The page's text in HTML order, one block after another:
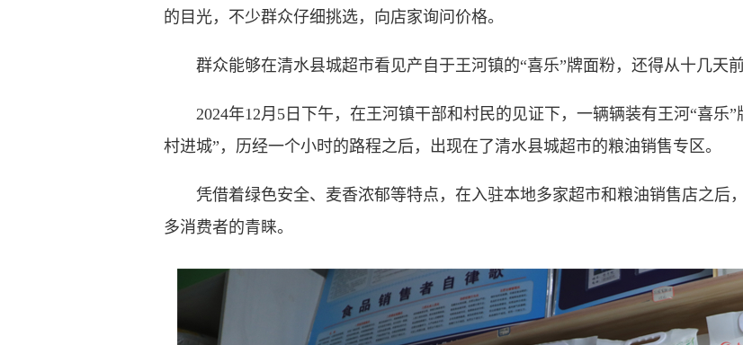
的目光，不少群众仔细挑选，向店家询问价格。
群众能够在清水县城超市看见产自于王河镇的“喜乐”牌面粉，还得从十几天前
2024年12月5日下午，在王河镇干部和村民的见证下，一辆辆装有王河“喜乐”
村进城”，历经一个小时的路程之后，出现在了清水县城超市的粮油销售专区。
凭借着绿色安全、麦香浓郁等特点，在入驻本地多家超市和粮油销售店之后
多消费者的青睐。